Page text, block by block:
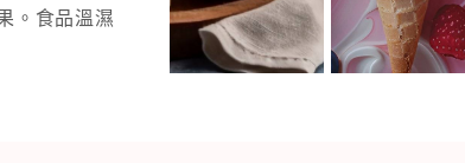
。食品溫濕